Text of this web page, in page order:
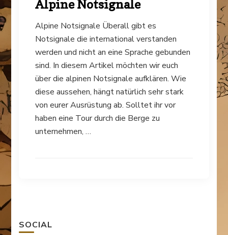
Alpine Notsignale
Alpine Notsignale Überall gibt es
Notsignale die international verstanden
werden und nicht an eine Sprache gebunden
sind. In diesem Artikel möchten wir euch
über die alpinen Notsignale aufklären. Wie
diese aussehen, hängt natürlich sehr stark
von eurer Ausrüstung ab. Solltet ihr vor
haben eine Tour durch die Berge zu
unternehmen, …
SOCIAL